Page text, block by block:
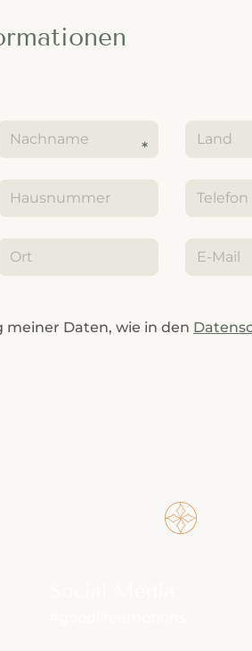
meiner Daten, wie in den